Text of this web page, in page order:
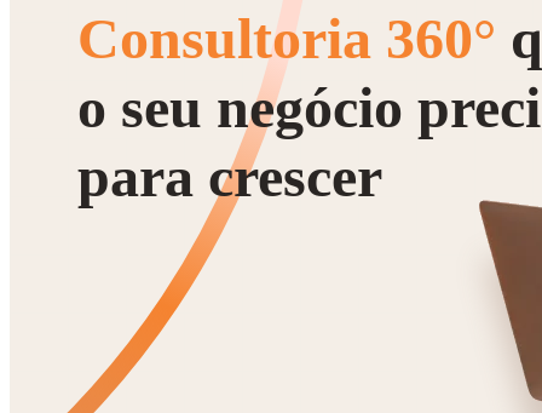
Consultoria 360°
o seu negócio
para crescer